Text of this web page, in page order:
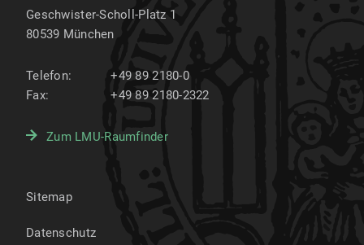
Geschwister-Scholl-Platz 1
80539 München
Telefon:
+49 89 2180-0
Fax:
+49 89 2180-2322
Zum LMU-Raumfinder
Sitemap
Datenschutz